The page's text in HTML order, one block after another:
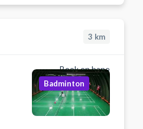
3 km
Book en bane
Badminton